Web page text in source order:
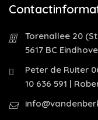
Torenallee 20
5617 BC
Peter de Ruiter
10 636 591 |